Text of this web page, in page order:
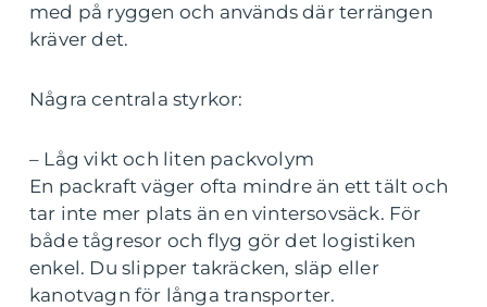
med på ryggen och används där terrängen
kräver det.
Några centrala styrkor:
– Låg vikt och liten packvolym
En packraft väger ofta mindre än ett tält och
tar inte mer plats än en vintersovsäck. För
både tågresor och flyg gör det logistiken
enkel. Du slipper takräcken, släp eller
kanotvagn för långa transporter.